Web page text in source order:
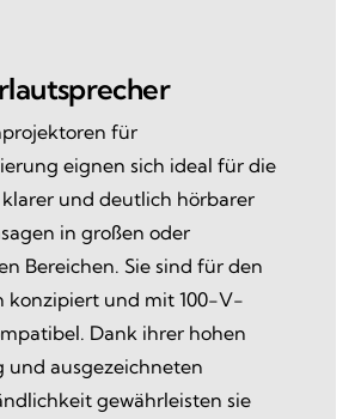
für
eignen sich ideal für die
und deutlich hörbarer
in großen oder
Bereichen. Sie sind für den
konzipiert und mit 100-V-
Dank ihrer hohen
und ausgezeichneten
gewährleisten sie